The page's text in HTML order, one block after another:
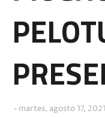
martes, agosto 17, 2021